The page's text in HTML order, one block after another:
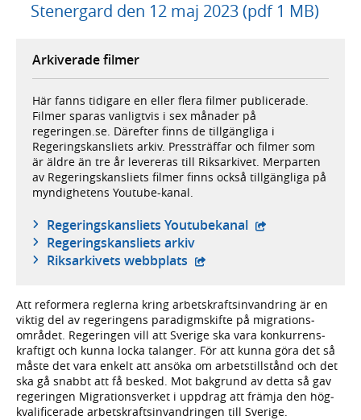
Stenergard den 12 maj 2023 (pdf 1 MB)
Arkiverade filmer
Här fanns tidigare en eller flera filmer publicerade.
Filmer sparas vanligtvis i sex månader på
regeringen.se. Därefter finns de tillgängliga i
Regeringskansliets arkiv. Pressträffar och filmer som
är äldre än tre år levereras till Riksarkivet. Merparten
av Regeringskansliets filmer finns också tillgängliga på
myndighetens Youtube-kanal.
Regeringskansliets Youtubekanal - extern
Regeringskansliets arkiv
Riksarkivets webbplats - extern webbplats,
Att reformera reglerna kring arbets­krafts­invandring är en
viktig del av regeringens paradigm­skifte på migrations­
området. Regeringen vill att Sverige ska vara konkurrens­
kraftigt och kunna locka talanger. För att kunna göra det så
måste det vara enkelt att ansöka om arbets­tillstånd och det
ska gå snabbt att få besked. Mot bakgrund av detta så gav
regeringen Migrations­verket i uppdrag att främja den hög­
kvalifi­cerade arbets­krafts­invand­ringen till Sverige.